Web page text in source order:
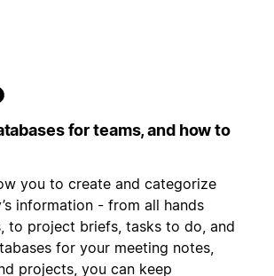
for teams, and how to
you to create and categorize
information - from all hands
to project briefs, tasks to do, and
for your meeting notes,
projects, you can keep